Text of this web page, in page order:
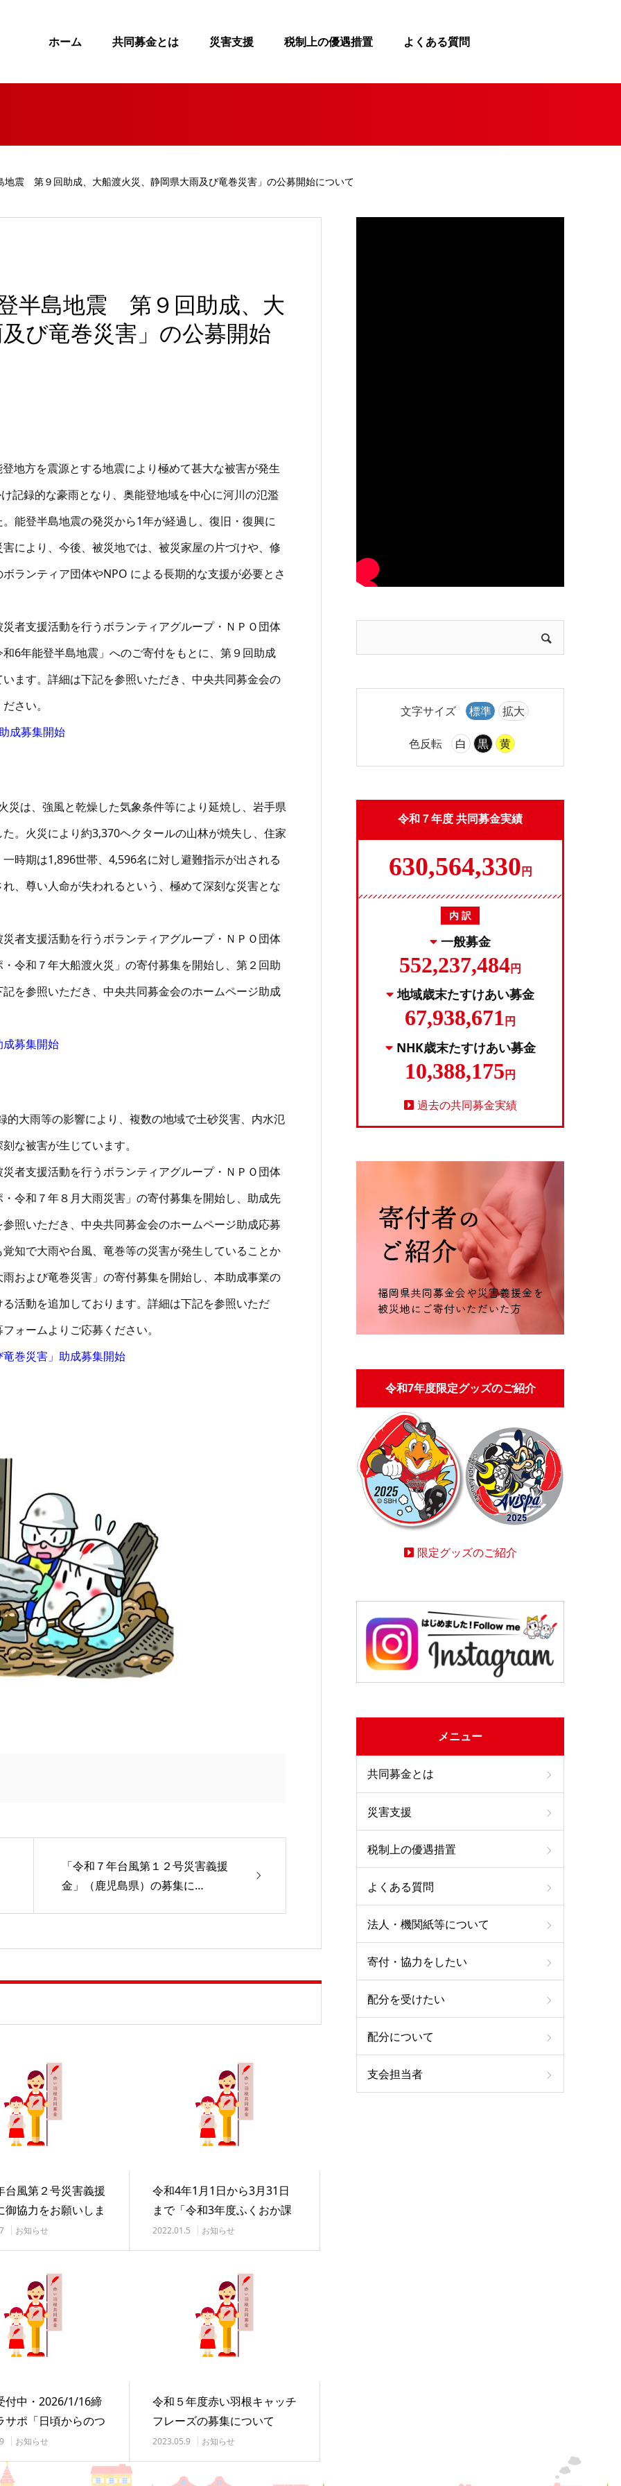
ホーム 共同募金とは 災害支援 税制上の優遇措置 よくある質問
地震 第９回助成、大船渡火災、静岡県大雨及び竜巻災害」の公募開始について
半島地震 第９回助成、大
び竜巻災害」の公募開始
地方を震源とする地震により極めて甚大な被害が発生
記録的な豪雨となり、奥能登地域を中心に河川の氾濫
能登半島地震の発災から1年が経過し、復旧・復興に
により、今後、被災地では、被災家屋の片づけや、修
ランティア団体やNPO による長期的な支援が必要とさ
者支援活動を行うボランティアグループ・ＮＰＯ団体
6年能登半島地震」へのご寄付をもとに、第９回助成
ます。詳細は下記を参照いただき、中央共同募金会の
さい。
成募集開始
災は、強風と乾燥した気象条件等により延焼し、岩手県
。火災により約3,370ヘクタールの山林が焼失し、住家
時期は1,896世帯、4,596名に対し避難指示が出される
、尊い人命が失われるという、極めて深刻な災害とな
者支援活動を行うボランティアグループ・ＮＰＯ団体
令和７年大船渡火災」の寄付募集を開始し、第２回助
を参照いただき、中央共同募金会のホームページ助成
募集開始
大雨等の影響により、複数の地域で土砂災害、内水氾
な被害が生じています。
者支援活動を行うボランティアグループ・ＮＰＯ団体
令和７年８月大雨災害」の寄付募集を開始し、助成先
照いただき、中央共同募金会のホームページ助成応募
知で大雨や台風、竜巻等の災害が発生していることか
および竜巻災害」の寄付募集を開始し、本助成事業の
活動を追加しております。詳細は下記を参照いただ
ォームよりご応募ください。
巻災害」助成募集開始
「令和７年台風第１２号災害義援
金」（鹿児島県）の募集に…
台風第２号災害義援
御協力をお願いしま
お知らせ
令和4年1月1日から3月31日
まで「令和3年度ふくおか課
題解決応援プ…
2022.01.5 お知らせ
付中・2026/1/16締
サポ「日頃からのつ
… お知らせ
令和５年度赤い羽根キャッチ
フレーズの募集について
2023.05.9 お知らせ
文字サイズ 標準 拡大
色反転 白 黒 黄
令和７年度 共同募金実績
630,564,330 円
内 訳
一般募金
552,237,484円
地域歳末たすけあい募金
67,938,671 円
NHK歳末たすけあい募金
10,388,175 円
過去の共同募金実績
令和7年度限定グッズのご紹介
限定グッズのご紹介
メニュー
共同募金とは
災害支援
税制上の優遇措置
よくある質問
法人・機関紙等について
寄付・協力をしたい
配分を受けたい
配分について
支会担当者